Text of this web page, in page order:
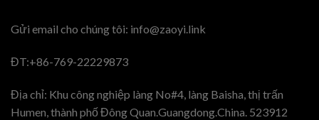
Gửi email cho chúng tôi: info@zaoyi.link
ĐT:+86-769-22229873
Địa chỉ: Khu công nghiệp làng No#4, làng Baisha, thị trấn
Humen, thành phố Đông Quan.Guangdong.China. 523912